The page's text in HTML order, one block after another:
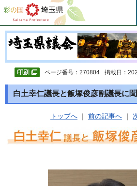
彩の国 埼玉県
ページ番号：270804 掲載日：
白土幸仁議長と飯塚俊彦副議長に聞
トップへ ｜ 前の記事へ ｜